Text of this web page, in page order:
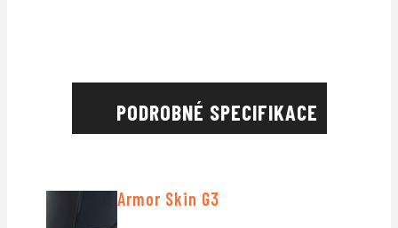
PODROBNÉ SPECIFIKACE
Armor Skin G3